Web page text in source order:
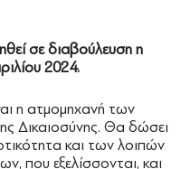
σε διαβούλευση η
2024.
η ατμομηχανή των
Δικαιοσύνης. Θα δώσει
και των λοιπών
που εξελίσσονται, και